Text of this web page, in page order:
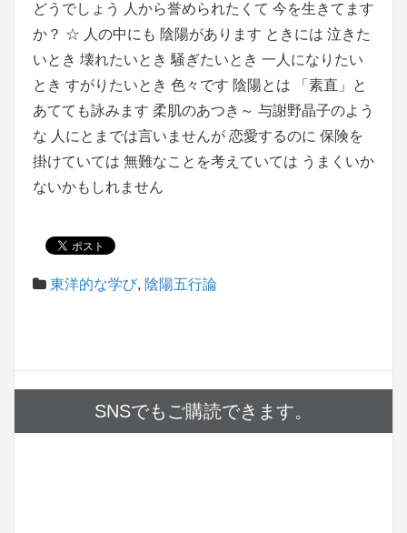
どうでしょう 人から誉められたくて 今を生きてます
か？ ☆ 人の中にも 陰陽があります ときには 泣きた
いとき 壊れたいとき 騒ぎたいとき 一人になりたい
とき すがりたいとき 色々です 陰陽とは 「素直」と
あてても詠みます 柔肌のあつき～ 与謝野晶子のよう
な 人にとまでは言いませんが 恋愛するのに 保険を
掛けていては 無難なことを考えていては うまくいか
ないかもしれません
東洋的な学び, 陰陽五行論
SNSでもご購読できます。